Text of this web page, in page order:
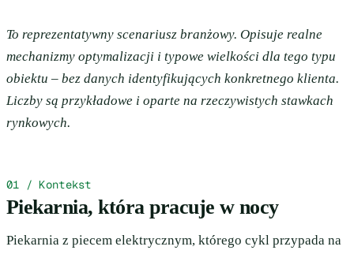
To reprezentatywny scenariusz branżowy. Opisuje realne
mechanizmy optymalizacji i typowe wielkości dla tego typu
obiektu – bez danych identyfikujących konkretnego klienta.
Liczby są przykładowe i oparte na rzeczywistych stawkach
rynkowych.
01 / Kontekst
Piekarnia, która pracuje w nocy
Piekarnia z piecem elektrycznym, którego cykl przypada na